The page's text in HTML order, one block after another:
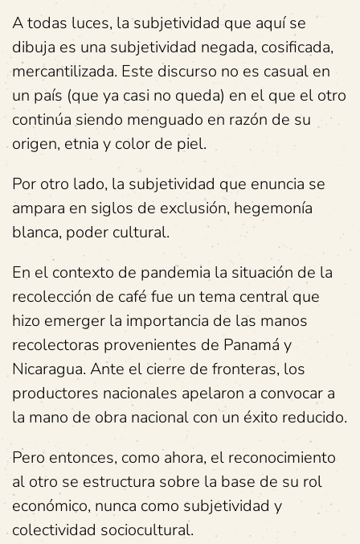
A todas luces, la subjetividad que aquí se
dibuja es una subjetividad negada, cosificada,
mercantilizada. Este discurso no es casual en
un país (que ya casi no queda) en el que el otro
continúa siendo menguado en razón de su
origen, etnia y color de piel.
Por otro lado, la subjetividad que enuncia se
ampara en siglos de exclusión, hegemonía
blanca, poder cultural.
En el contexto de pandemia la situación de la
recolección de café fue un tema central que
hizo emerger la importancia de las manos
recolectoras provenientes de Panamá y
Nicaragua. Ante el cierre de fronteras, los
productores nacionales apelaron a convocar a
la mano de obra nacional con un éxito reducido.
Pero entonces, como ahora, el reconocimiento
al otro se estructura sobre la base de su rol
económico, nunca como subjetividad y
colectividad sociocultural.